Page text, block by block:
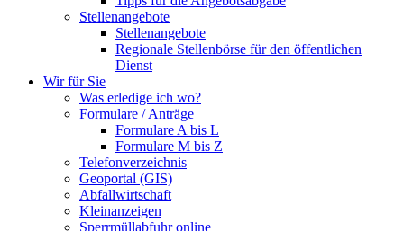
Stellenangebote
Stellenangebote
Regionale Stellenbörse für den öffentlichen
Dienst
Wir für Sie
Was erledige ich wo?
Formulare / Anträge
Formulare A bis L
Formulare M bis Z
Telefonverzeichnis
Geoportal (GIS)
Abfallwirtschaft
Kleinanzeigen
Sperrmüllabfuhr online